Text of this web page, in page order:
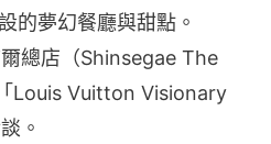
的夢幻餐廳與甜點。
總店（Shinsegae The
Louis Vuitton Visionary
。